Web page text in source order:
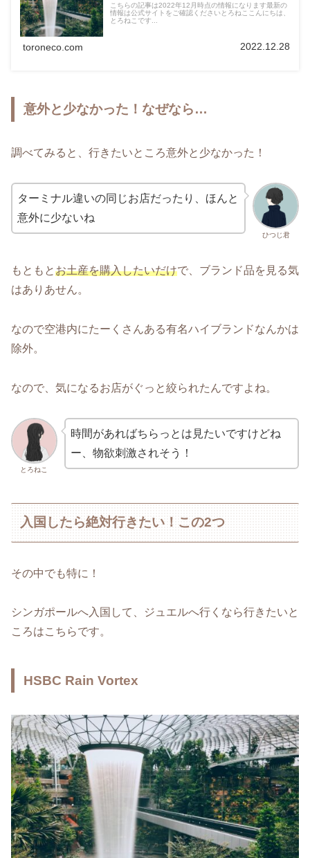
こちらの記事は2022年12月時点の情報になります最新の
情報は公式サイトをご確認くださいとろねここんにちは、
とろねこです...
toroneco.com 2022.12.28
意外と少なかった！なぜなら…
調べてみると、行きたいところ意外と少なかった！
ひつじ君
ターミナル違いの同じお店だったり、ほんと
意外に少ないね
もともとお土産を購入したいだけで、ブランド品を見る気
はありあせん。
なので空港内にたーくさんある有名ハイブランドなんかは
除外。
なので、気になるお店がぐっと絞られたんですよね。
とろねこ
時間があればちらっとは見たいですけどね
ー、物欲刺激されそう！
入国したら絶対行きたい！この2つ
その中でも特に！
シンガポールへ入国して、ジュエルへ行くなら行きたいと
ころはこちらです。
HSBC Rain Vortex